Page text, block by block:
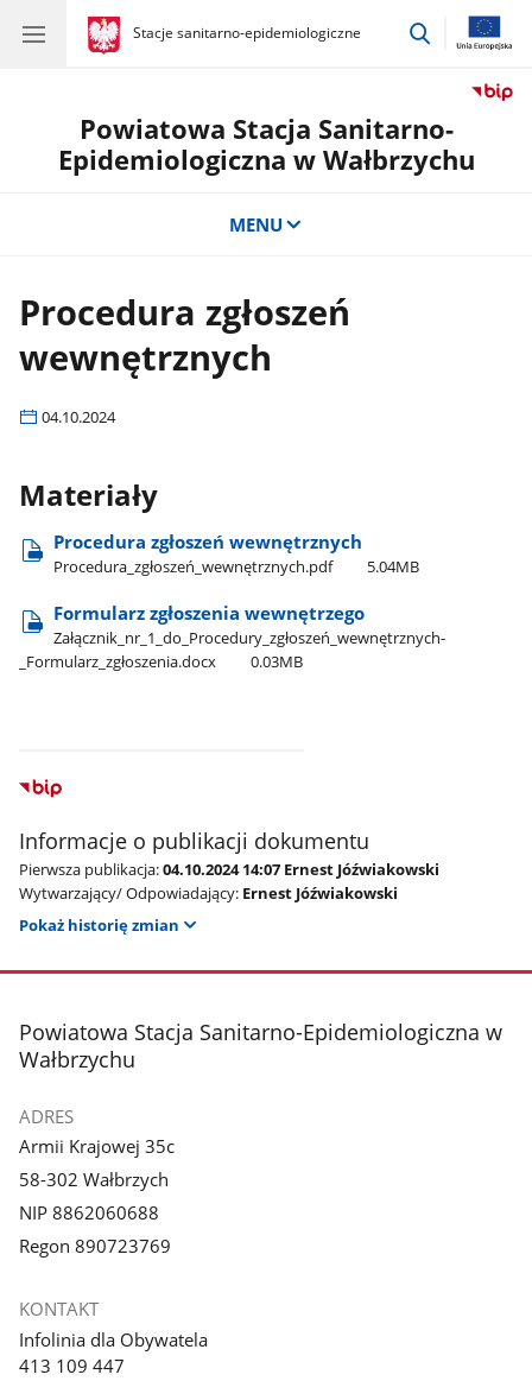
gov.pl
Stacje sanitarno-epidemiologiczne
gov.pl
Stacje
przejdź
Powiatowa Stacja Sanitarno-
Epidemiologiczna w Wałbrzychu
MENU
Procedura zgłoszeń
wewnętrznych
04.10.2024
Materiały
Procedura zgłoszeń wewnętrznych
Procedura​_zgłoszeń​_wewnętrznych.pdf 5.04MB
Formularz zgłoszenia wewnętrzego
Załącznik​_nr​_1​_do​_Procedury​_zgłoszeń​_wewnętrznych-​
_Formularz​_zgłoszenia.docx
0.03MB
Informacje o publikacji dokumentu
Pierwsza publikacja:04.10.2024 14:07 Ernest Jóźwiakowski
Wytwarzający/ Odpowiadający: Ernest Jóźwiakowski
Pokaż historię zmian
stopka
Powiatowa Stacja Sanitarno-Epidemiologiczna w
Wałbrzychu
ADRES
Armii Krajowej 35c
58-302 Wałbrzych
NIP 8862060688
Regon 890723769
KONTAKT
Infolinia dla Obywatela
413 109 447